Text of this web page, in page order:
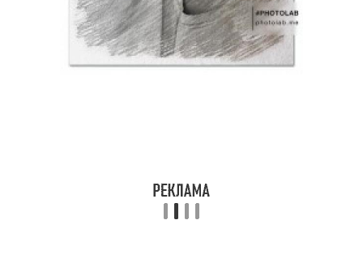
Пластиковые цвета Классическая кормушка
пластиковых бутылок